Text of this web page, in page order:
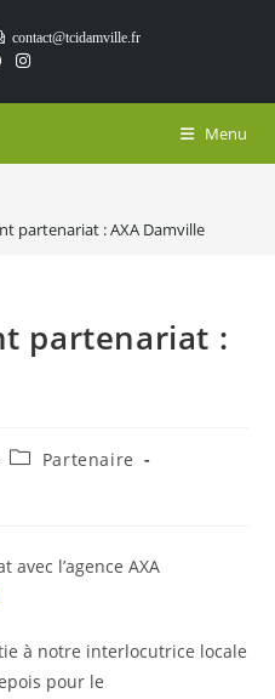
contact@tcidamville.fr
Menu
partenariat : AXA Damville
partenariat :
PostPartenaire
l’agence AXA
à notre interlocutrice locale
pour le